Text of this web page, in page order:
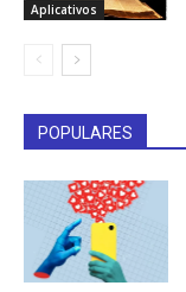
Aplicativos
POPULARES